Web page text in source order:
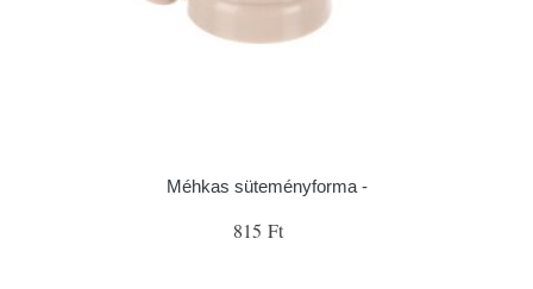
Méhkas süteményforma -
815 Ft